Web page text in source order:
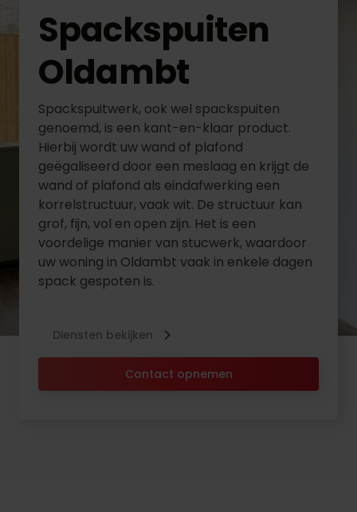
Spackspuiten
Oldambt
Spackspuitwerk, ook wel spackspuiten
genoemd, is een kant-en-klaar product.
Hierbij wordt uw wand of plafond
geëgaliseerd door een meslaag en krijgt de
wand of plafond als eindafwerking een
korrelstructuur, vaak wit. De structuur kan
grof, fijn, vol en open zijn. Het is een
voordelige manier van stucwerk, waardoor
uw woning in Oldambt vaak in enkele dagen
spack gespoten is.
Contact opnemen
Diensten bekijken